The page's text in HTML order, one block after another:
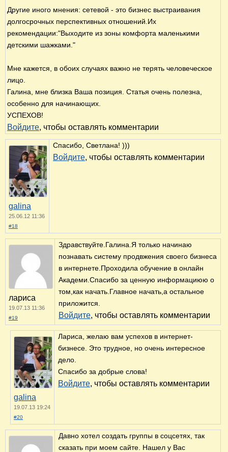
Другие иного мнения: сетевой - это бизнес выстраивания
долгосрочных перспективных отношений.Их
рекомендации:"Выходите из зоны комфорта маленькими
детскими шажками."
Мне кажется, в обоих случаях важно не терять человеческое
лицо.
Галина, мне близка Ваша позиция. Статья очень полезна,
особенно для начинающих.
УСПЕХОВ!
Войдите, чтобы оставлять комментарии
galina
25.06.12 11:36
#18
Спасибо, Светлана! )))
Войдите, чтобы оставлять комментарии
лариса
19.07.13 11:36
#19
Здравствуйте.Галина.Я только начинаю
познавать систему продвжения своего бизнеса
в интернете.Проходила обучение в онлайн
Академи.Спасибо за ценную информациюю о
том,как начать.Главное начать,а остальное
приложится.
Войдите, чтобы оставлять комментарии
galina
19.07.13 19:24
#20
Лариса, желаю вам успехов в интернет-
бизнесе. Это трудное, но очень интересное
дело.
Спасибо за добрые слова!
Войдите, чтобы оставлять комментарии
Давно хотел создать группы в соцсетях, так
сказать при моем сайте. Нашел у Вас